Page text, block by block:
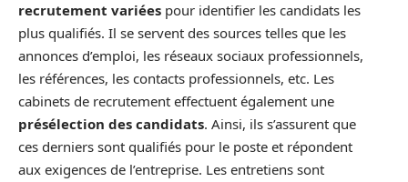
recrutement variées pour identifier les candidats les
plus qualifiés. Il se servent des sources telles que les
annonces d’emploi, les réseaux sociaux professionnels,
les références, les contacts professionnels, etc. Les
cabinets de recrutement effectuent également une
présélection des candidats. Ainsi, ils s’assurent que
ces derniers sont qualifiés pour le poste et répondent
aux exigences de l’entreprise. Les entretiens sont